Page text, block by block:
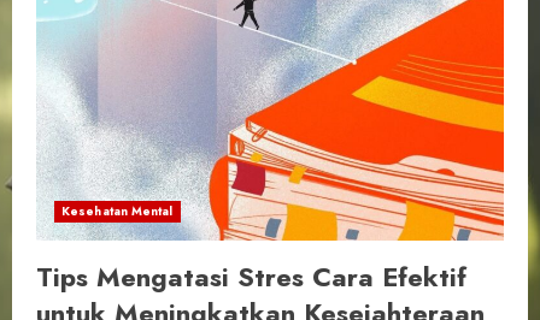
Kesehatan Mental
Tips Mengatasi Stres Cara Efektif